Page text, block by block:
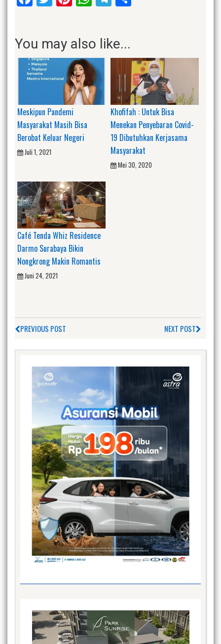
You may also like...
Meskipun Pandemi
Masyarakat Masih Bisa
Berobat Keluar Negeri
Juli 1, 2021
Khofifah : Untuk Bisa
Menekan Penyebaran Covid-
19 Dibutuhkan Kerjasama
Masyarakat
Mei 30, 2020
Café Tenda Whiz Residence
Darmo Surabaya Bikin
Nongkrong Makin Romantis
Juni 24, 2021
PREVIOUS POST NEXT POST